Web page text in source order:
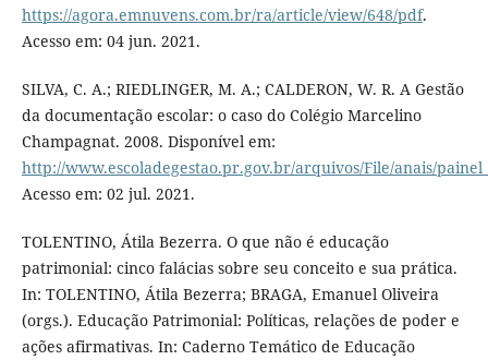
https://agora.emnuvens.com.br/ra/article/view/648/pdf.
Acesso em: 04 jun. 2021.
SILVA, C. A.; RIEDLINGER, M. A.; CALDERON, W. R. A Gestão
da documentação escolar: o caso do Colégio Marcelino
Champagnat. 2008. Disponível em:
http://www.escoladegestao.pr.gov.br/arquivos/File/anais/
Acesso em: 02 jul. 2021.
TOLENTINO, Átila Bezerra. O que não é educação
patrimonial: cinco falácias sobre seu conceito e sua prática.
In: TOLENTINO, Átila Bezerra; BRAGA, Emanuel Oliveira
(orgs.). Educação Patrimonial: Políticas, relações de poder e
ações afirmativas. In: Caderno Temático de Educação